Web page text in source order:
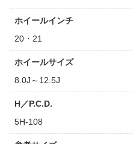
ホイールインチ
20・21
ホイールサイズ
8.0J～12.5J
H／P.C.D.
5H-108